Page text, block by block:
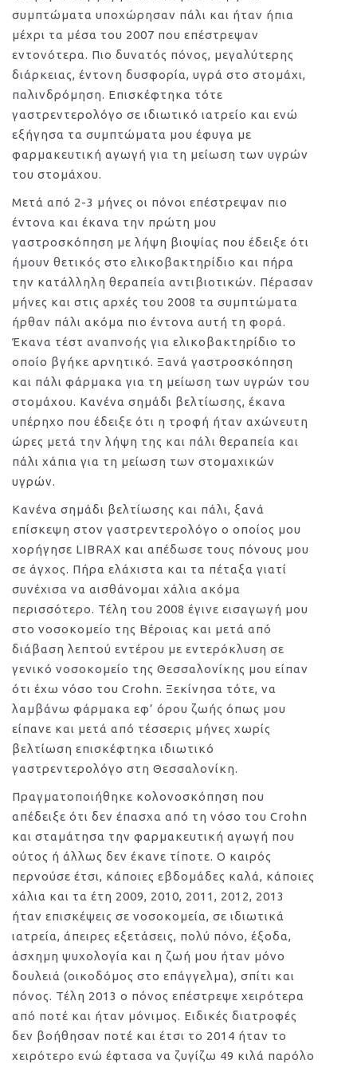
συμπτώματα υποχώρησαν πάλι και ήταν ήπια
μέχρι τα μέσα του 2007 που επέστρεψαν
εντονότερα. Πιο δυνατός πόνος, μεγαλύτερης
διάρκειας, έντονη δυσφορία, υγρά στο στομάχι,
παλινδρόμηση. Επισκέφτηκα τότε
γαστρεντερολόγο σε ιδιωτικό ιατρείο και ενώ
εξήγησα τα συμπτώματα μου έφυγα με
φαρμακευτική αγωγή για τη μείωση των υγρών
του στομάχου.
Μετά από 2-3 μήνες οι πόνοι επέστρεψαν πιο
έντονα και έκανα την πρώτη μου
γαστροσκόπηση με λήψη βιοψίας που έδειξε ότι
ήμουν θετικός στο ελικοβακτηρίδιο και πήρα
την κατάλληλη θεραπεία αντιβιοτικών. Πέρασαν
μήνες και στις αρχές του 2008 τα συμπτώματα
ήρθαν πάλι ακόμα πιο έντονα αυτή τη φορά.
Έκανα τέστ αναπνοής για ελικοβακτηρίδιο το
οποίο βγήκε αρνητικό. Ξανά γαστροσκόπηση
και πάλι φάρμακα για τη μείωση των υγρών του
στομάχου. Κανένα σημάδι βελτίωσης, έκανα
υπέρηχο που έδειξε ότι η τροφή ήταν αχώνευτη
ώρες μετά την λήψη της και πάλι θεραπεία και
πάλι χάπια για τη μείωση των στομαχικών
υγρών.
Κανένα σημάδι βελτίωσης και πάλι, ξανά
επίσκεψη στον γαστρεντερολόγο ο οποίος μου
χορήγησε LIBRAX και απέδωσε τους πόνους μου
σε άγχος. Πήρα ελάχιστα και τα πέταξα γιατί
συνέχισα να αισθάνομαι χάλια ακόμα
περισσότερο. Τέλη του 2008 έγινε εισαγωγή μου
στο νοσοκομείο της Βέροιας και μετά από
διάβαση λεπτού εντέρου με εντερόκλυση σε
γενικό νοσοκομείο της Θεσσαλονίκης μου είπαν
ότι έχω νόσο του Crohn. Ξεκίνησα τότε, να
λαμβάνω φάρμακα εφ’ όρου ζωής όπως μου
είπανε και μετά από τέσσερις μήνες χωρίς
βελτίωση επισκέφτηκα ιδιωτικό
γαστρεντερολόγο στη Θεσσαλονίκη.
Πραγματοποιήθηκε κολονοσκόπηση που
απέδειξε ότι δεν έπασχα από τη νόσο του Crohn
και σταμάτησα την φαρμακευτική αγωγή που
ούτος ή άλλως δεν έκανε τίποτε. Ο καιρός
περνούσε έτσι, κάποιες εβδομάδες καλά, κάποιες
χάλια και τα έτη 2009, 2010, 2011, 2012, 2013
ήταν επισκέψεις σε νοσοκομεία, σε ιδιωτικά
ιατρεία, άπειρες εξετάσεις, πολύ πόνο, έξοδα,
άσχημη ψυχολογία και η ζωή μου ήταν μόνο
δουλειά (οικοδόμος στο επάγγελμα), σπίτι και
πόνος. Τέλη 2013 ο πόνος επέστρεψε χειρότερα
από ποτέ και ήταν μόνιμος. Ειδικές διατροφές
δεν βοήθησαν ποτέ και έτσι το 2014 ήταν το
χειρότερο ενώ έφτασα να ζυγίζω 49 κιλά παρόλο